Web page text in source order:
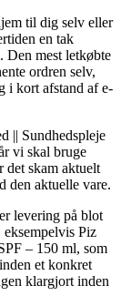
til dig selv eller
en tak
Den mest letkøbte
ordren selv,
i kort afstand af e-
|| Sundhedspleje
vi skal bruge
det skam aktuelt
den aktuelle vare.
levering på blot
Piz
– 150 ml, som
et konkret
klargjort inden